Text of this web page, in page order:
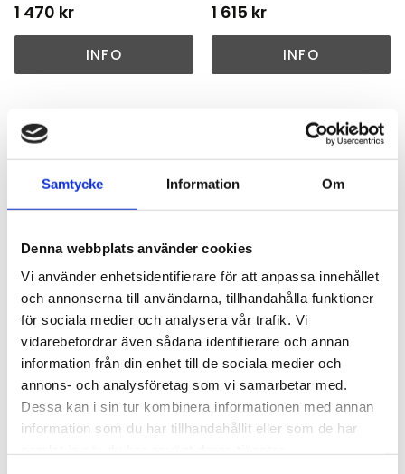
Samtycke Information Om
Denna webbplats använder cookies
Vi använder enhetsidentifierare för att anpassa innehållet
och annonserna till användarna, tillhandahålla funktioner
för sociala medier och analysera vår trafik. Vi
vidarebefordrar även sådana identifierare och annan
information från din enhet till de sociala medier och
annons- och analysföretag som vi samarbetar med.
Dessa kan i sin tur kombinera informationen med annan
information som du har tillhandahållit eller som de har
1 470 kr
INFO
1 615 kr
INFO
Takeuchi TL12 Basic
Svart/Grå
Basic, Svart/Grå
7003
1 020kr
Lägg till i favoriter
Takeuchi-Take Job
TB175
Slät, flera färger
10299
1 470kr
Lägg till i favoriter